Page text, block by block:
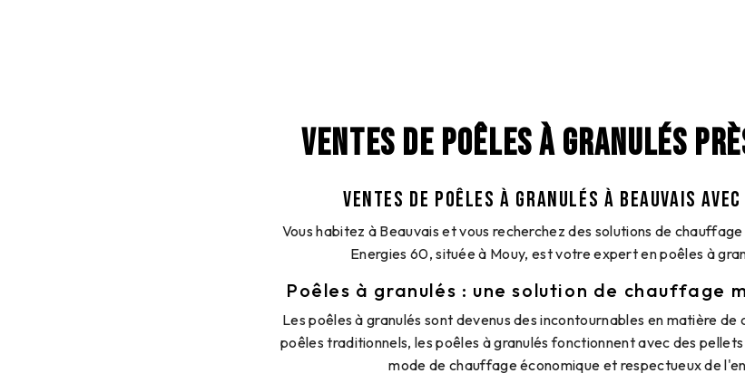
VENTES DE POÊLES À GRANULÉS
VENTES DE POÊLES À GRANULÉS À BEAUVAIS
Vous habitez à Beauvais et vous recherchez des solutions de
Energies 60, située à Mouy, est votre expert en poêles à
Poêles à granulés : une solution de chauffage
Les poêles à granulés sont devenus des incontournables en matière
poêles traditionnels, les poêles à granulés fonctionnent avec des
mode de chauffage économique et respectueux de